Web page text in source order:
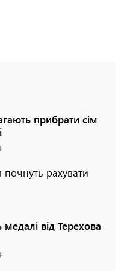
прибрати сім
рахувати
від Терехова